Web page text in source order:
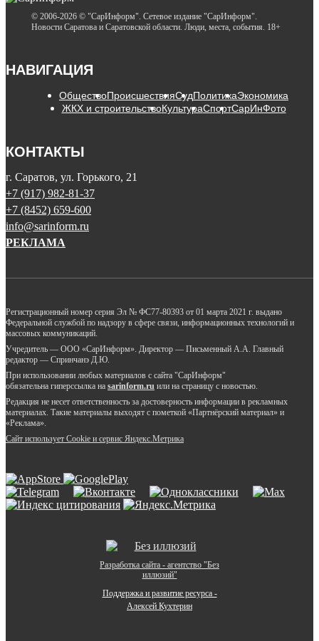
© 2006-2026 © "СарИнформ". Сетевое издание "СарИнформ".
Новости Саратова и Саратовской области. Люди, места, события. 18+
НАВИГАЦИЯ
ОбществоПроисшествияСудПолитикаЭкономика
ЖКХ и строительствоКультураСпортСарИнФото
КОНТАКТЫ
г. Саратов, ул. Горького, 21
+7 (917) 982-81-37
+7 (8452) 659-600
info@sarinform.ru
РЕКЛАМА
Регистрационный номер серия Эл № ФС77-80393 от 01 марта 2021 г. выдано
Федеральной службой по надзору в сфере связи, информационных технологий и
массовых коммуникаций.
Учредитель — ООО «СарИнформ». Директор — Письменный А.А. Главный
редактор — Спринчанэ Д.Ю.
При использовании любых материалов с сайта "СарИнформ"
обязательна гиперссылка на sarinform.ru или на страницу с новостью.
Редакция не несет ответственность за достоверность информации в рекламных
материалах. Такие материалы выходят с пометкой «Партнёрский материал» и
«Реклама».
Сайт использует Cookie и сервиc Яндекс.Метрика
Разработка сайта - агентство "Без
иллюзий"
Поддержка и развитие ресурса -
Алексей Кухтерин